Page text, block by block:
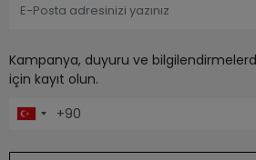
Kampanya, duyuru ve
için kayıt olun.